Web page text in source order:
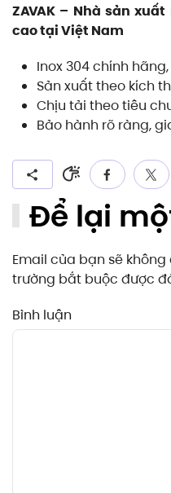
ZAVAK – Nhà sản
cao tại Việt Nam
Inox 304 chính
Sản xuất theo kích
Chịu tải theo tiêu
Bảo hành rõ ràng,
Để lại
Email của bạn sẽ
trường bắt buộc được
Bình luận